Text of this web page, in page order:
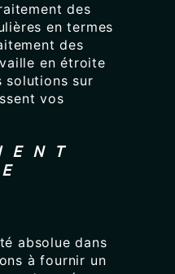
des
en termes
des
en étroite
solutions sur
vos
absolue dans
à fournir un